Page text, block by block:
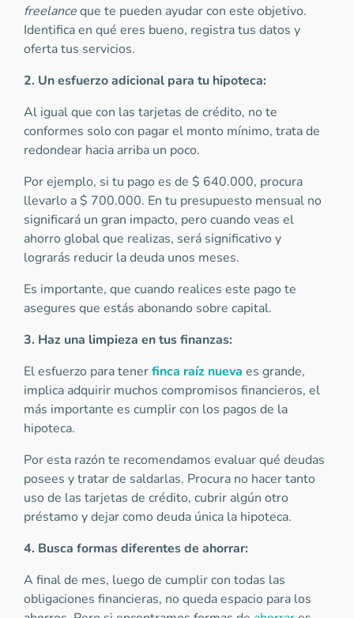
freelanceque te pueden ayudar con este objetivo.
Identifica en qué eres bueno, registra tus datos y
oferta tus servicios.
2. Un esfuerzo adicional para tu hipoteca:
Al igual que con las tarjetas de crédito, no te
conformes solo con pagar el monto mínimo, trata de
redondear hacia arriba un poco.
Por ejemplo, si tu pago es de $ 640.000, procura
llevarlo a $ 700.000. En tu presupuesto mensual no
significará un gran impacto, pero cuando veas el
ahorro global que realizas, será significativo y
lograrás reducir la deuda unos meses.
Es importante, que cuando realices este pago te
asegures que estás abonando sobre capital.
3. Haz una limpieza en tus finanzas:
El esfuerzo para tenerfinca raíz nueva es grande,
implica adquirir muchos compromisos financieros, el
más importante es cumplir con los pagos de la
hipoteca.
Por esta razón te recomendamos evaluar qué deudas
posees y tratar de saldarlas. Procura no hacer tanto
uso de las tarjetas de crédito, cubrir algún otro
préstamo y dejar como deuda única la hipoteca.
4. Busca formas diferentes de ahorrar:
A final de mes, luego de cumplir con todas las
obligaciones financieras, no queda espacio para los